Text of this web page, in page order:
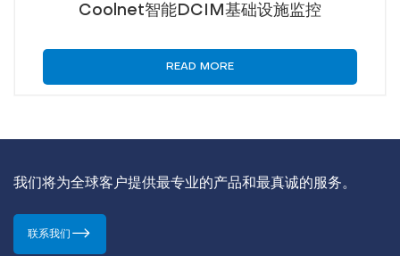
Coolnet智能DCIM基础设施监控
READ MORE
我们将为全球客户提供最专业的产品和最真诚的服务。
联系我们